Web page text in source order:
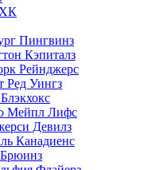
Пингвинз
Кэпиталз
Рейнджерс
Ред Уингз
Мейпл Лифс
Девилз
Канадиенс